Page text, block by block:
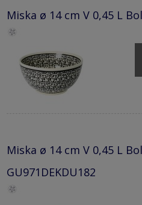
Miska ø 14 cm V 0,45 L
Miska ø 14 cm V 0,45 L
GU971DEKDU182